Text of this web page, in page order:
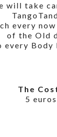
will take
every
of the Old
every Body
The
5 euros